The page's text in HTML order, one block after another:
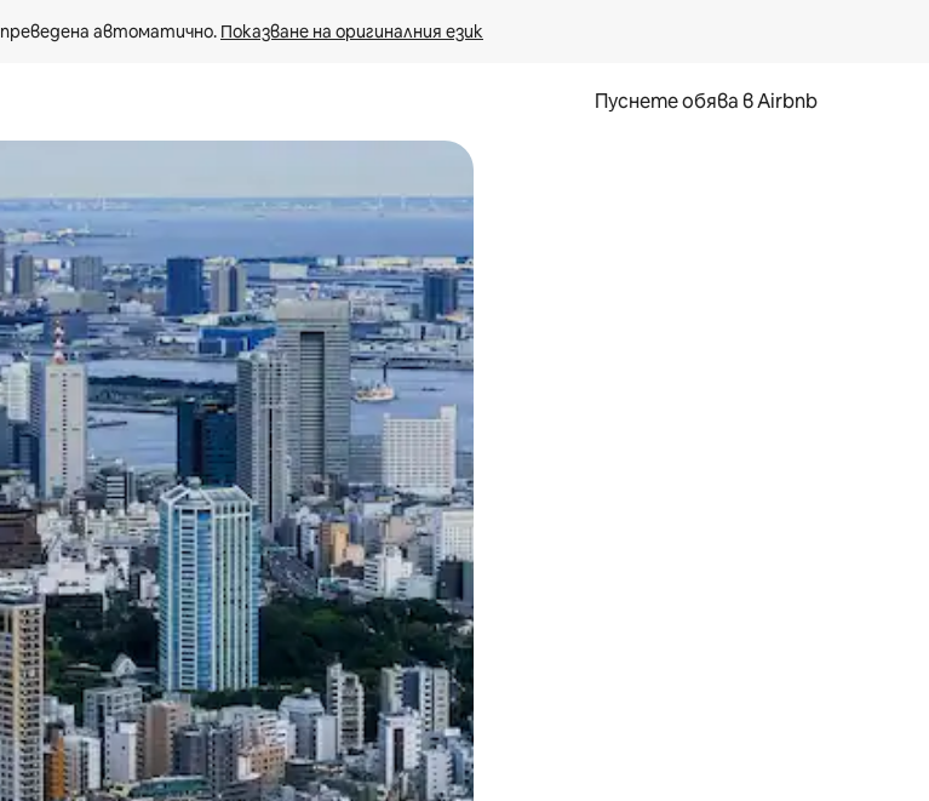
автоматично. Показване на оригиналния език
Пуснете обява в Airbnb
нагоре и надолу или навигирайте с докосване или плъзгане.